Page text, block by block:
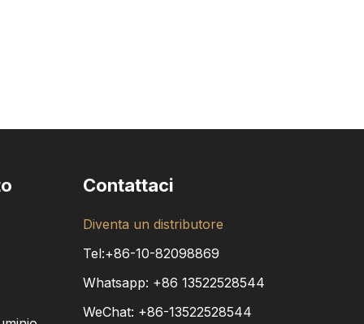
Contattaci
Diventa un distributore
Tel:+86-10-82098869
Whatsapp: +86 13522528544
WeChat: +86-13522528544